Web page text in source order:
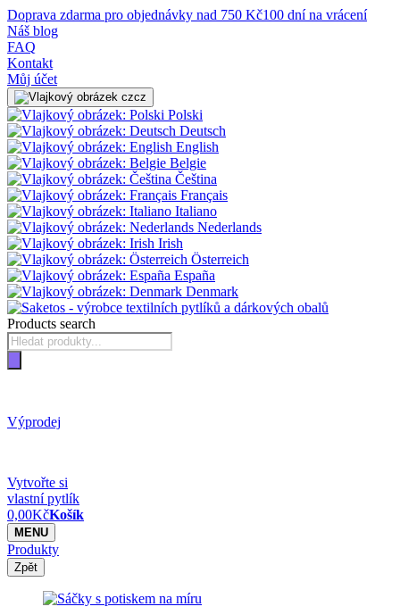
Doprava zdarma pro objednávky nad 750 Kč100 dní na vrácení
Náš blog
FAQ
Kontakt
Můj účet
cz
Polski
Deutsch
English
Belgie
Čeština
Français
Italiano
Nederlands
Irish
Österreich
España
Denmark
Products search
Výprodej
Vytvořte si
vlastní pytlík
0,00KčKošík
MENU
Produkty
Zpět